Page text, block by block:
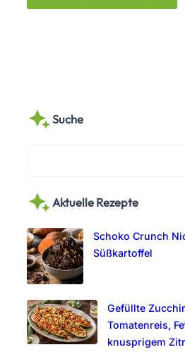
Suche
r
h
Aktuelle Rezepte
Schoko Crunch
Süßkartoffel
Gefüllte
Tomatenreis,
knusprigem